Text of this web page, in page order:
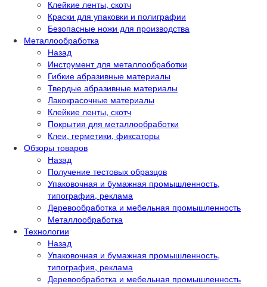
Клейкие ленты, скотч
Краски для упаковки и полиграфии
Безопасные ножи для производства
Металлообработка
Назад
Инструмент для металлообработки
Гибкие абразивные материалы
Твердые абразивные материалы
Лакокрасочные материалы
Клейкие ленты, скотч
Покрытия для металлообработки
Клеи, герметики, фиксаторы
Обзоры товаров
Назад
Получение тестовых образцов
Упаковочная и бумажная промышленность,
типография, реклама
Деревообработка и мебельная промышленность
Металлообработка
Технологии
Назад
Упаковочная и бумажная промышленность,
типография, реклама
Деревообработка и мебельная промышленность